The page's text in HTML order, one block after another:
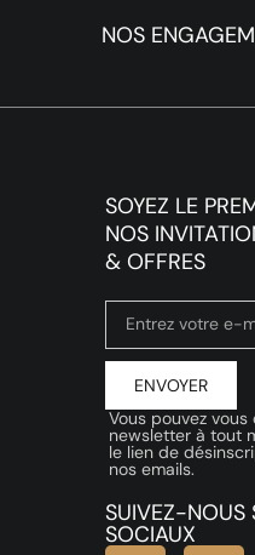
NOS
SOYEZ LE
NOS
& OFFRES
ENVOYER
Vous pouvez
newsletter à tout
le lien de
nos emails.
SUIVEZ-NOUS
SOCIAUX